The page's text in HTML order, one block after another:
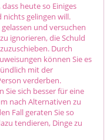
heute so Einiges
nichts gelingen will.
gelassen und versuchen
ignorieren, die Schuld
Durch
können Sie es
mit der
verderben.
Sie sich besser für eine
nach Alternativen zu
Fall geraten Sie so
tendieren, Dinge zu